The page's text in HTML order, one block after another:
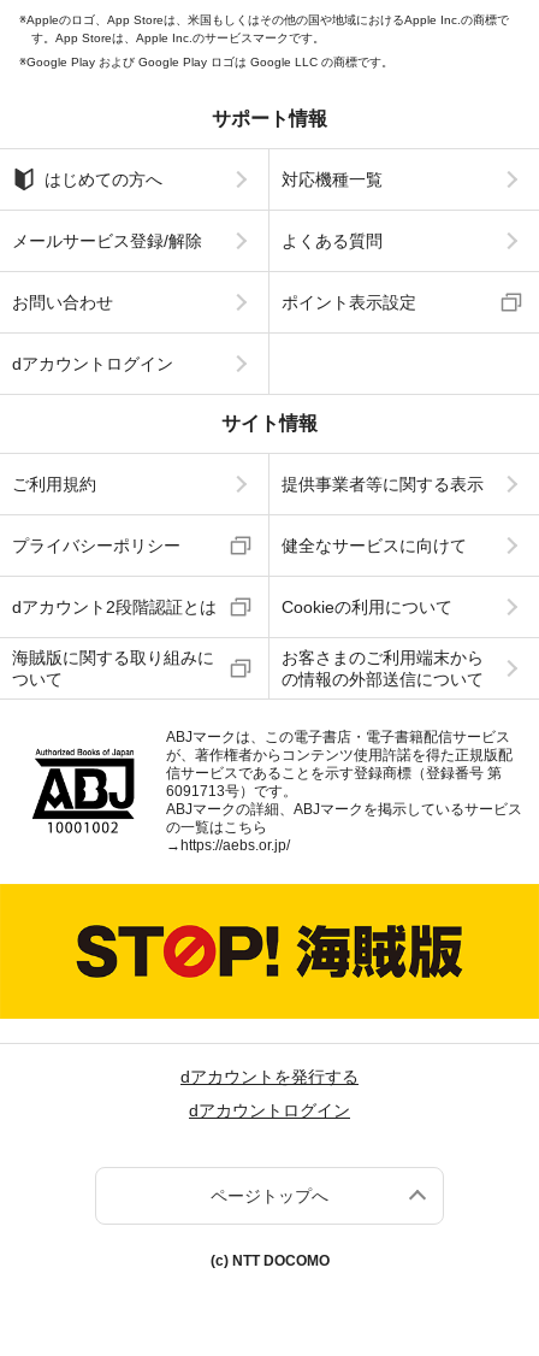
Appleのロゴ、App Storeは、米国もしくはその他の国や地域におけるApple Inc.の商標で
す。App Storeは、Apple Inc.のサービスマークです。
Google Play および Google Play ロゴは Google LLC の商標です。
サポート情報
はじめての方へ 対応機種一覧
メールサービス登録/解除 よくある質問
お問い合わせ ポイント表示設定
dアカウントログイン
サイト情報
ご利用規約 提供事業者等に関する表示
プライバシーポリシー 健全なサービスに向けて
dアカウント2段階認証とは Cookieの利用について
海賊版に関する取り組みに
ついて
お客さまのご利用端末から
の情報の外部送信について
ABJマークは、この電子書店・電子書籍配信サービス
が、著作権者からコンテンツ使用許諾を得た正規版配
信サービスであることを示す登録商標（登録番号 第
6091713号）です。
ABJマークの詳細、ABJマークを掲示しているサービス
の一覧はこちら
→https://aebs.or.jp/
dアカウントを発行する
dアカウントログイン
ページトップへ
(c) NTT DOCOMO